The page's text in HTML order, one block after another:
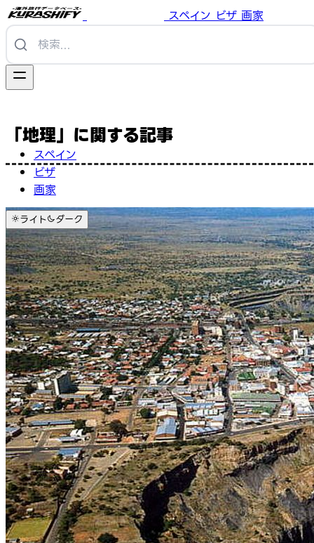
スペイン ビザ 画家
スペイン
ビザ
画家
ライト ダーク
「地理」に関する記事